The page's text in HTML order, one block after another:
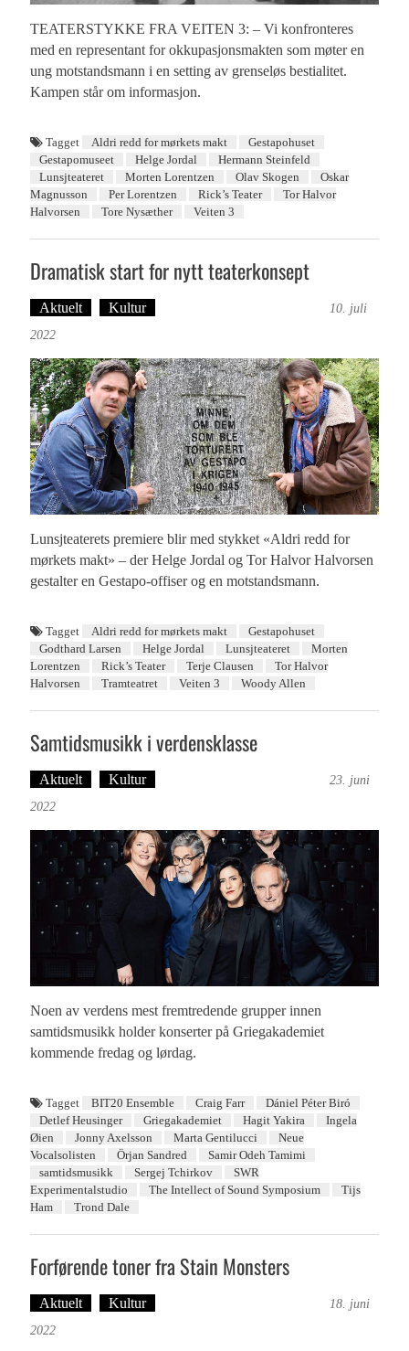
TEATERSTYKKE FRA VEITEN 3: – Vi konfronteres
med en representant for okkupasjonsmakten som møter en
ung motstandsmann i en setting av grenseløs bestialitet.
Kampen står om informasjon.
Tagget Aldri redd for mørkets makt
Gestapohuset
Gestapomuseet
Helge Jordal
Hermann Steinfeld
Lunsjteateret
Morten Lorentzen Olav Skogen
Oskar
Magnusson
Per Lorentzen Rick’s Teater
Tor Halvor
Halvorsen
Tore Nysæther Veiten 3
Dramatisk start for nytt teaterkonsept
Aktuelt Kultur
10. juli
2022
Lunsjteaterets premiere blir med stykket «Aldri redd for
mørkets makt» – der Helge Jordal og Tor Halvor Halvorsen
gestalter en Gestapo-offiser og en motstandsmann.
Tagget Aldri redd for mørkets makt
Gestapohuset
Godthard Larsen
Helge Jordal Lunsjteateret
Morten
Lorentzen
Rick’s Teater Terje Clausen
Tor Halvor
Halvorsen
Tramteatret Veiten 3 Woody Allen
Samtidsmusikk i verdensklasse
Aktuelt Kultur
23. juni
2022
Noen av verdens mest fremtredende grupper innen
samtidsmusikk holder konserter på Griegakademiet
kommende fredag og lørdag.
Tagget BIT20 Ensemble Craig Farr
Dániel Péter Biró
Detlef Heusinger
Griegakademiet Hagit Yakira
Ingela
Øien
Jonny Axelsson Marta Gentilucci
Neue
Vocalsolisten
Örjan Sandred
Samir Odeh Tamimi
samtidsmusikk
Sergej Tchirkov
SWR
Experimentalstudio
The Intellect of Sound Symposium
Tijs
Ham
Trond Dale
Forførende toner fra Stain Monsters
Aktuelt Kultur
18. juni
2022